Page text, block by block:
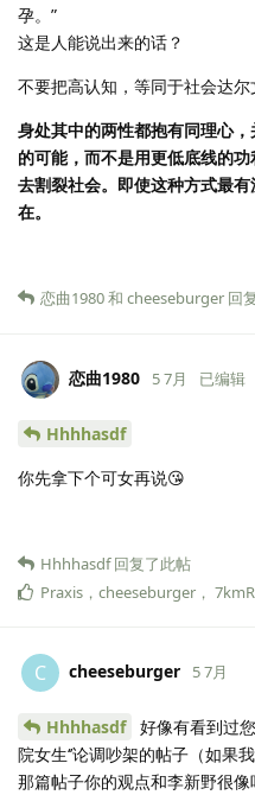
孕。”
这是人能说出来的话？
不要把高认知，等同于社会达尔
身处其中的两性都抱有同理心
的可能，而不是用更低底线的
去割裂社会。即使这种方式最
在。
恋曲1980和 cheeseburger 回
恋曲1980 5 7月 已编辑
Hhhhasdf
你先拿下个可女再说😘
Hhhhasdf回复了此帖
Praxis ， cheeseburger ，
C cheeseburger 5 7月
Hhhhasdf
好像有看到过
院女生‘’论调吵架的帖子（如果
那篇帖子你的观点和李新野很